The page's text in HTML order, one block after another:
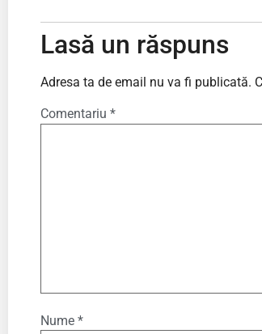
Lasă un răspuns
Adresa ta de email nu va fi publicată.
Comentariu *
Nume *